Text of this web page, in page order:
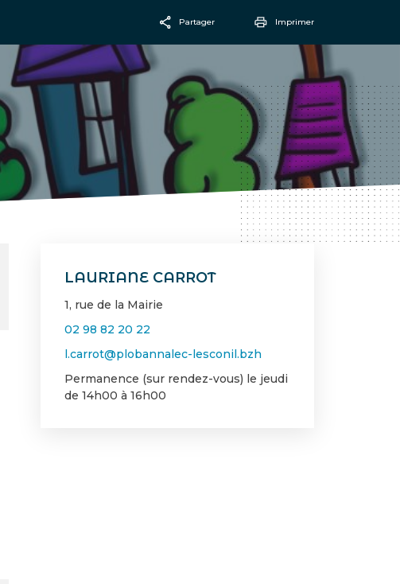
Partager
Email
Imprimer
LAURIANE CARROT
1, rue de la Mairie
02 98 82 20 22
l.carrot@plobannalec-lesconil.bzh
Permanence (sur rendez-vous) le jeudi
de 14h00 à 16h00